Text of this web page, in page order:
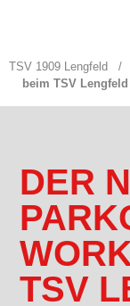
TSV 1909 Lengfeld /
beim TSV
DER
TSV